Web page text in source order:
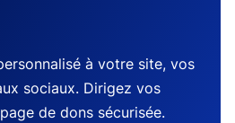
à votre site, vos
sociaux. Dirigez vos
de dons sécurisée.